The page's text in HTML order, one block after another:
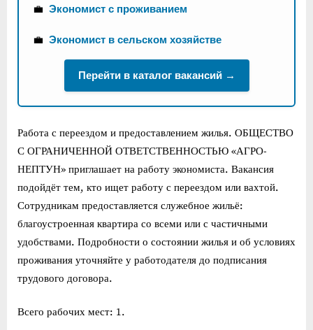
💼 Экономист с проживанием
💼 Экономист в сельском хозяйстве
Перейти в каталог вакансий →
Работа с переездом и предоставлением жилья. ОБЩЕСТВО
С ОГРАНИЧЕННОЙ ОТВЕТСТВЕННОСТЬЮ «АГРО-
НЕПТУН» приглашает на работу экономиста. Вакансия
подойдёт тем, кто ищет работу с переездом или вахтой.
Сотрудникам предоставляется служебное жильё:
благоустроенная квартира со всеми или с частичными
удобствами. Подробности о состоянии жилья и об условиях
проживания уточняйте у работодателя до подписания
трудового договора.
Всего рабочих мест: 1.